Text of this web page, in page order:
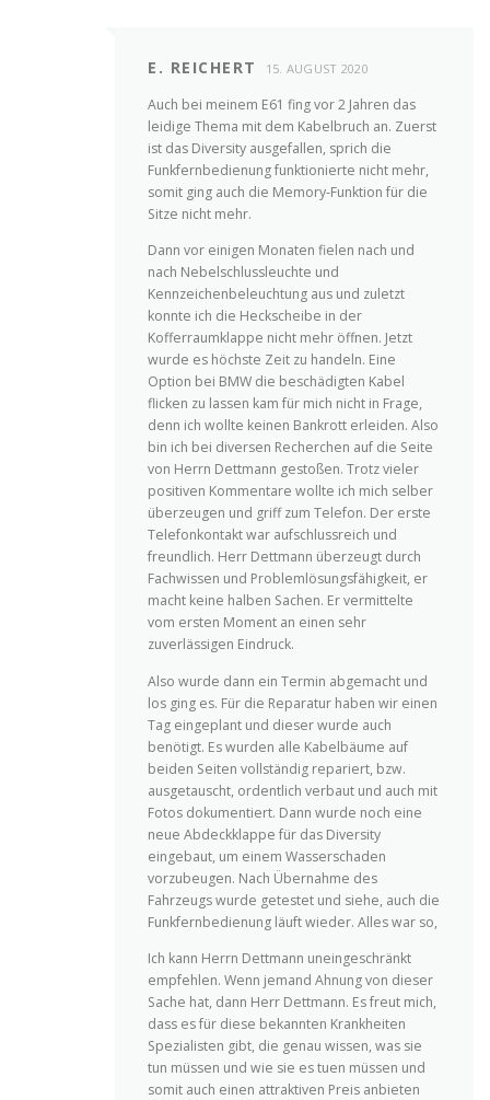
E. REICHERT 15. AUGUST 2020
Auch bei meinem E61 fing vor 2 Jahren das
leidige Thema mit dem Kabelbruch an. Zuerst
ist das Diversity ausgefallen, sprich die
Funkfernbedienung funktionierte nicht mehr,
somit ging auch die Memory-Funktion für die
Sitze nicht mehr.
Dann vor einigen Monaten fielen nach und
nach Nebelschlussleuchte und
Kennzeichenbeleuchtung aus und zuletzt
konnte ich die Heckscheibe in der
Kofferraumklappe nicht mehr öffnen. Jetzt
wurde es höchste Zeit zu handeln. Eine
Option bei BMW die beschädigten Kabel
flicken zu lassen kam für mich nicht in Frage,
denn ich wollte keinen Bankrott erleiden. Also
bin ich bei diversen Recherchen auf die Seite
von Herrn Dettmann gestoßen. Trotz vieler
positiven Kommentare wollte ich mich selber
überzeugen und griff zum Telefon. Der erste
Telefonkontakt war aufschlussreich und
freundlich. Herr Dettmann überzeugt durch
Fachwissen und Problemlösungsfähigkeit, er
macht keine halben Sachen. Er vermittelte
vom ersten Moment an einen sehr
zuverlässigen Eindruck.
Also wurde dann ein Termin abgemacht und
los ging es. Für die Reparatur haben wir einen
Tag eingeplant und dieser wurde auch
benötigt. Es wurden alle Kabelbäume auf
beiden Seiten vollständig repariert, bzw.
ausgetauscht, ordentlich verbaut und auch mit
Fotos dokumentiert. Dann wurde noch eine
neue Abdeckklappe für das Diversity
eingebaut, um einem Wasserschaden
vorzubeugen. Nach Übernahme des
Fahrzeugs wurde getestet und siehe, auch die
Funkfernbedienung läuft wieder. Alles war so,
Ich kann Herrn Dettmann uneingeschränkt
empfehlen. Wenn jemand Ahnung von dieser
Sache hat, dann Herr Dettmann. Es freut mich,
dass es für diese bekannten Krankheiten
Spezialisten gibt, die genau wissen, was sie
tun müssen und wie sie es tuen müssen und
somit auch einen attraktiven Preis anbieten